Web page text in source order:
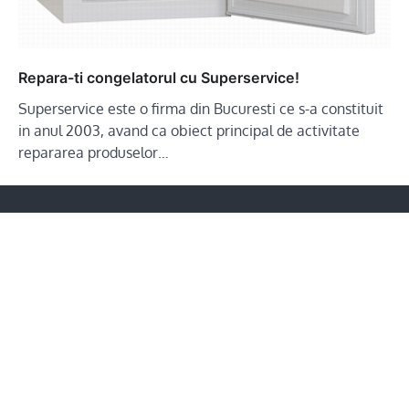
Repara-ti congelatorul cu Superservice!
Superservice este o firma din Bucuresti ce s-a constituit
in anul 2003, avand ca obiect principal de activitate
repararea produselor…